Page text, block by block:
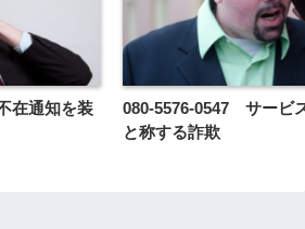
在通知を装
080-5576-0547 サービ
と称する詐欺